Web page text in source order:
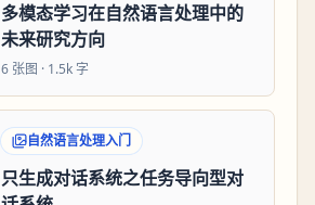
多模态学习在自然语言处理中的
未来研究方向
6 张图 · 1.5k 字
自然语言处理入门
只生成对话系统之任务导向型对